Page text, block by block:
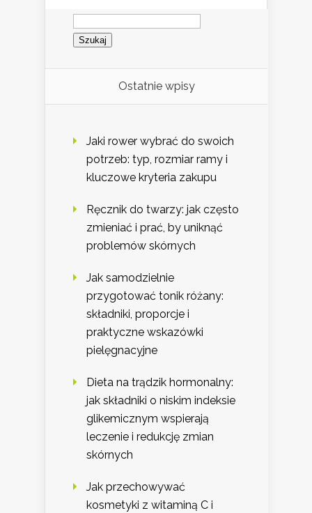
Szukaj:
Ostatnie wpisy
Jaki rower wybrać do swoich
potrzeb: typ, rozmiar ramy i
kluczowe kryteria zakupu
Ręcznik do twarzy: jak często
zmieniać i prać, by uniknąć
problemów skórnych
Jak samodzielnie
przygotować tonik różany:
składniki, proporcje i
praktyczne wskazówki
pielęgnacyjne
Dieta na trądzik hormonalny:
jak składniki o niskim indeksie
glikemicznym wspierają
leczenie i redukcję zmian
skórnych
Jak przechowywać
kosmetyki z witaminą C i